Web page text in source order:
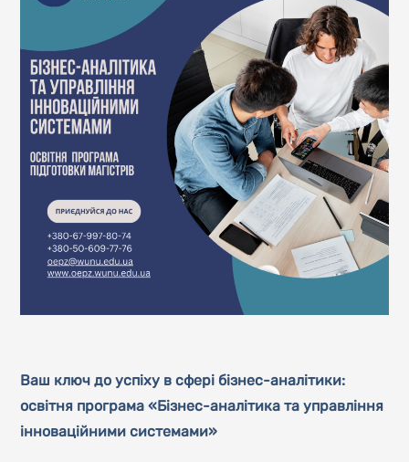
Ваш ключ до успіху в сфері бізнес-аналітики:
освітня програма «Бізнес-аналітика та управління
інноваційними системами»